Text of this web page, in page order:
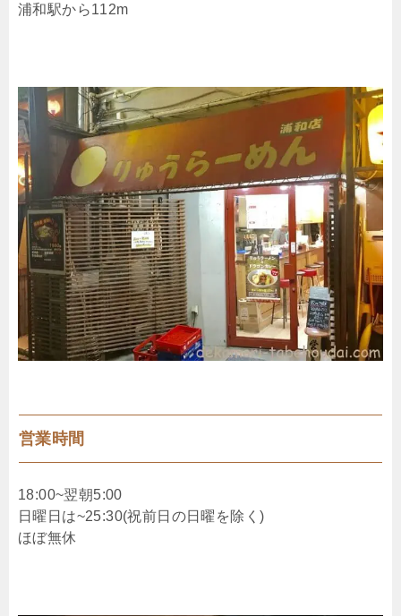
浦和駅から112m
営業時間
18:00~翌朝5:00
日曜日は~25:30(祝前日の日曜を除く)
ほぼ無休